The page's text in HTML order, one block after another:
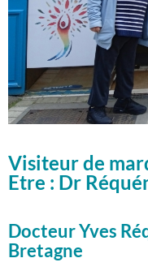
Visiteur de
Etre : Dr
Docteur Yves
Bretagne